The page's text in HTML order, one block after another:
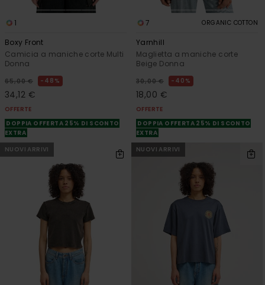
1
Boxy Front
Camicia a maniche corte Multi
Donna
65,00 € 48%
34,12 €
OFFERTE
DOPPIA OFFERTA 25% DI SCONTO
EXTRA
7 ORGANIC COTTON
Yarnhill
Maglietta a maniche corte
Beige Donna
30,00 € 40%
18,00 €
OFFERTE
DOPPIA OFFERTA 25% DI SCONTO
EXTRA
NUOVI ARRIVI
NUOVI ARRIVI